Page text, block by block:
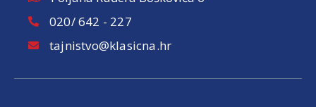
020/ 642 - 227
tajnistvo@klasicna.hr